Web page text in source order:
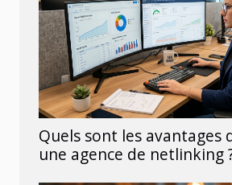
Quels sont les
une agence de netlinking